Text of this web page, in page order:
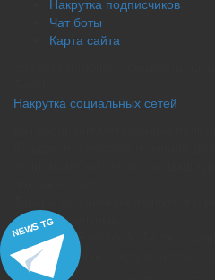
NEWS TG
Накрутка подписчиков
Чат боты
Карта сайта
Накрутка социальных сетей
ознакомительные.
Instagram, Facebook, Twitter -
Meta - признана экстремистской